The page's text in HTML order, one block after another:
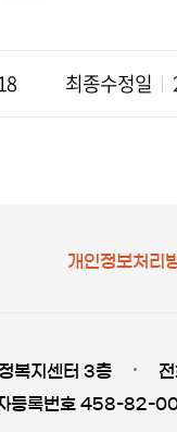
최종수정일
개인정보처리
복지센터 3층
등록번호 458-82-